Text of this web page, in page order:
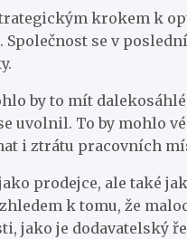
krokem k
se v
by to mít
uvolnil. To by mohlo
i ztrátu pracovních
prodejce, ale také
k tomu, že
je dodavatelský